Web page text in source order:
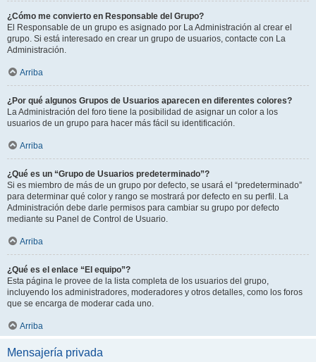
¿Cómo me convierto en Responsable del Grupo?
El Responsable de un grupo es asignado por La Administración al crear el
grupo. Si está interesado en crear un grupo de usuarios, contacte con La
Administración.
Arriba
¿Por qué algunos Grupos de Usuarios aparecen en diferentes colores?
La Administración del foro tiene la posibilidad de asignar un color a los
usuarios de un grupo para hacer más fácil su identificación.
Arriba
¿Qué es un “Grupo de Usuarios predeterminado”?
Si es miembro de más de un grupo por defecto, se usará el “predeterminado”
para determinar qué color y rango se mostrará por defecto en su perfil. La
Administración debe darle permisos para cambiar su grupo por defecto
mediante su Panel de Control de Usuario.
Arriba
¿Qué es el enlace “El equipo”?
Esta página le provee de la lista completa de los usuarios del grupo,
incluyendo los administradores, moderadores y otros detalles, como los foros
que se encarga de moderar cada uno.
Arriba
Mensajería privada